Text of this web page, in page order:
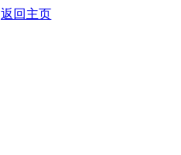
返回主页